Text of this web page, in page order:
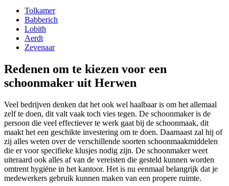
Tolkamer
Babberich
Lobith
Aerdt
Zevenaar
Redenen om te kiezen voor een
schoonmaker uit Herwen
Veel bedrijven denken dat het ook wel haalbaar is om het allemaal
zelf te doen, dit valt vaak toch vies tegen. De schoonmaker is de
persoon die veel effectiever te werk gaat bij de schoonmaak, dit
maakt het een geschikte investering om te doen. Daarnaast zal hij of
zij alles weten over de verschillende soorten schoonmaakmiddelen
die er voor specifieke klusjes nodig zijn. De schoonmaker weet
uiteraard ook alles af van de vereisten die gesteld kunnen worden
omtrent hygiëne in het kantoor. Het is nu eenmaal belangrijk dat je
medewerkers gebruik kunnen maken van een propere ruimte.